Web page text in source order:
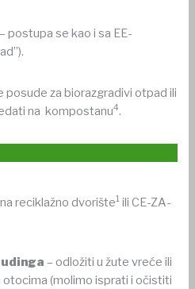
– postupa se kao i sa EE-
posude za biorazgradivi otpad ili
na kompostanu4.
reciklažno dvorište1 ili CE-ZA-
– odložiti u žute vreće ili
(molimo isprati i očistiti